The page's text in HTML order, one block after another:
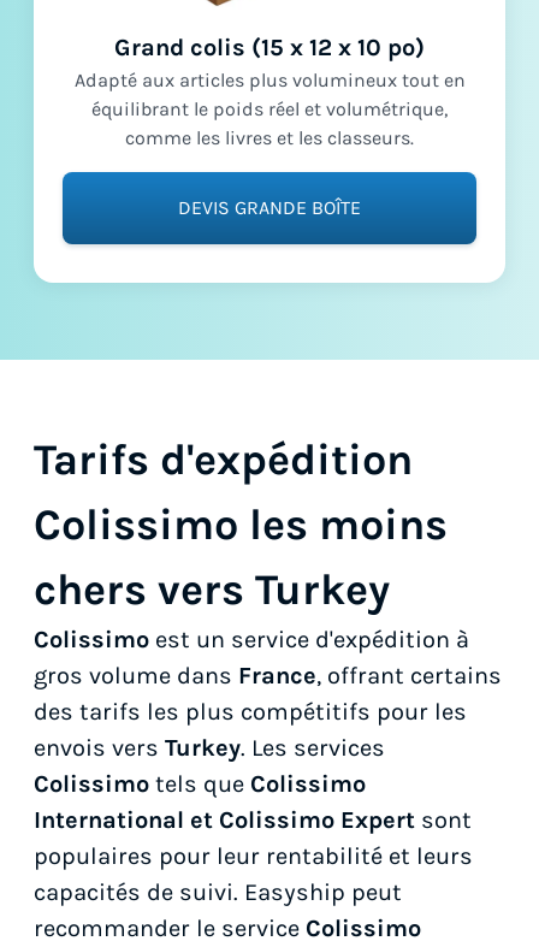
Grand colis (15 x 12 x 10 po)
Adapté aux articles plus volumineux tout en
équilibrant le poids réel et volumétrique,
comme les livres et les classeurs.
DEVIS GRANDE BOÎTE
Tarifs d'expédition
Colissimo les moins
chers vers Turkey
Colissimo est un service d'expédition à
gros volume dans France, offrant certains
des tarifs les plus compétitifs pour les
envois vers Turkey. Les services
Colissimo tels que Colissimo
International et Colissimo Expert sont
populaires pour leur rentabilité et leurs
capacités de suivi. Easyship peut
recommander le service Colissimo